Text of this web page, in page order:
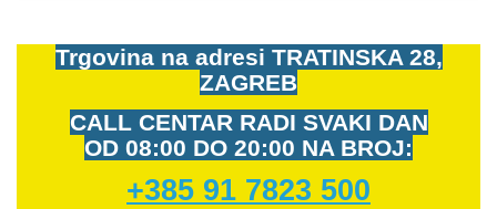
Trgovina na adresi TRATINSKA 28,
ZAGREB
CALL CENTAR RADI SVAKI DAN
OD 08:00 DO 20:00 NA BROJ:
+385 91 7823 500